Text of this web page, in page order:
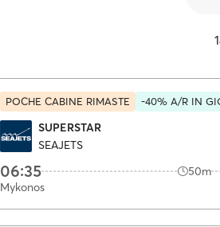
POCHE CABINE RIMASTE -40% A/R IN
SUPERSTAR
SEAJETS
06:35 50m
Mykonos